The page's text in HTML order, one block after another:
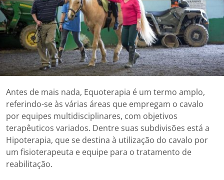
Antes de mais nada, Equoterapia é um termo amplo,
referindo-se às várias áreas que empregam o cavalo
por equipes multidisciplinares, com objetivos
terapêuticos variados. Dentre suas subdivisões está a
Hipoterapia, que se destina à utilização do cavalo por
um fisioterapeuta e equipe para o tratamento de
reabilitação.